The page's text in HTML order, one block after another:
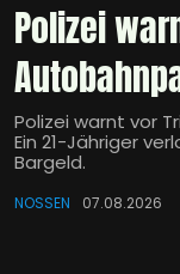
Polizei
Polizei warnt vor
Ein 21-Jähriger
Bargeld.
NOSSEN 07.08.2026